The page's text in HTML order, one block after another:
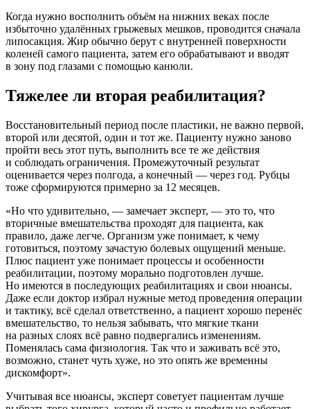
Когда нужно восполнить объём на нижних веках после
избыточно удалённых грыжевых мешков, проводится сначала
липосакция. Жир обычно берут с внутренней поверхности
коленей самого пациента, затем его обрабатывают и вводят
в зону под глазами с помощью канюли.
Тяжелее ли вторая реабилитация?
Восстановительный период после пластики, не важно первой,
второй или десятой, один и тот же. Пациенту нужно заново
пройти весь этот путь, выполнить все те же действия
и соблюдать ограничения. Промежуточный результат
оценивается через полгода, а конечный — через год. Рубцы
тоже сформируются примерно за 12 месяцев.
«Но что удивительно, — замечает эксперт, — это то, что
вторичные вмешательства проходят для пациента, как
правило, даже легче. Организм уже понимает, к чему
готовиться, поэтому зачастую болевых ощущений меньше.
Плюс пациент уже понимает процессы и особенности
реабилитации, поэтому морально подготовлен лучше.
Но имеются в последующих реабилитациях и свои нюансы.
Даже если доктор избрал нужные метод проведения операции
и тактику, всё сделал ответственно, а пациент хорошо перенёс
вмешательство, то нельзя забывать, что мягкие ткани
на разных слоях всё равно подвергались изменениям.
Поменялась сама физиология. Так что и заживать всё это,
возможно, станет чуть хуже, но это опять же временны
дискомфорт».
Учитывая все нюансы, эксперт советует пациентам лучше